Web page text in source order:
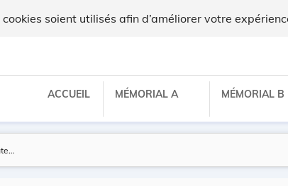
soient utilisés afin d’améliorer votre
ACCUEIL MÉMORIAL A MÉMORIAL B